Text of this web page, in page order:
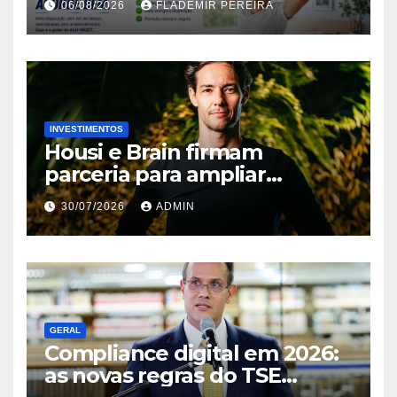
mercado brasileiro
06/08/2026 FLADEMIR PEREIRA
INVESTIMENTOS
Housi e Brain firmam
parceria para ampliar
inteligência de mercado em
lançamentos imobiliários
30/07/2026 ADMIN
GERAL
Compliance digital em 2026:
as novas regras do TSE